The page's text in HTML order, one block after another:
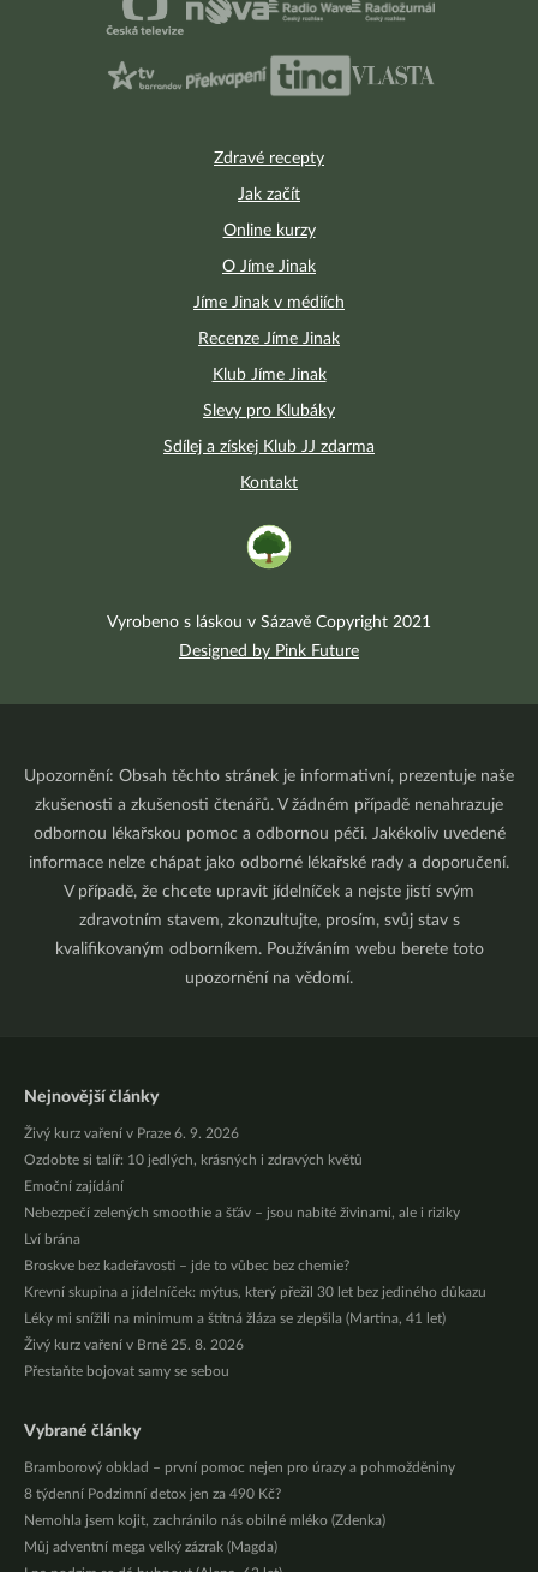
Zdravé recepty
Jak začít
Online kurzy
O Jíme Jinak
Jíme Jinak v médiích
Recenze Jíme Jinak
Klub Jíme Jinak
Slevy pro Klubáky
Sdílej a získej Klub JJ zdarma
Kontakt
Vyrobeno s láskou v Sázavě Copyright 2021
Designed by Pink Future
Upozornění: Obsah těchto stránek je informativní, prezentuje naše
zkušenosti a zkušenosti čtenářů. V žádném případě nenahrazuje
odbornou lékařskou pomoc a odbornou péči. Jakékoliv uvedené
informace nelze chápat jako odborné lékařské rady a doporučení.
V případě, že chcete upravit jídelníček a nejste jistí svým
zdravotním stavem, zkonzultujte, prosím, svůj stav s
kvalifikovaným odborníkem. Používáním webu berete toto
upozornění na vědomí.
Nejnovější články
Živý kurz vaření v Praze 6. 9. 2026
Ozdobte si talíř: 10 jedlých, krásných i zdravých květů
Emoční zajídání
Nebezpečí zelených smoothie a šťáv – jsou nabité živinami, ale i riziky
Lví brána
Broskve bez kadeřavosti – jde to vůbec bez chemie?
Krevní skupina a jídelníček: mýtus, který přežil 30 let bez jediného důkazu
Léky mi snížili na minimum a štítná žláza se zlepšila (Martina, 41 let)
Živý kurz vaření v Brně 25. 8. 2026
Přestaňte bojovat samy se sebou
Vybrané články
Bramborový obklad – první pomoc nejen pro úrazy a pohmožděniny
8 týdenní Podzimní detox jen za 490 Kč?
Nemohla jsem kojit, zachránilo nás obilné mléko (Zdenka)
Můj adventní mega velký zázrak (Magda)